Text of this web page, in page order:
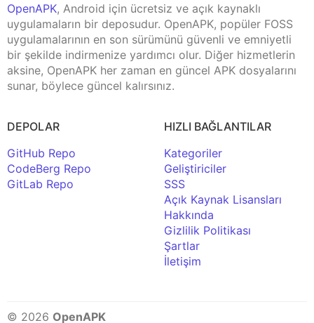
OpenAPK, Android için ücretsiz ve açık kaynaklı
uygulamaların bir deposudur. OpenAPK, popüler FOSS
uygulamalarının en son sürümünü güvenli ve emniyetli
bir şekilde indirmenize yardımcı olur. Diğer hizmetlerin
aksine, OpenAPK her zaman en güncel APK dosyalarını
sunar, böylece güncel kalırsınız.
DEPOLAR
GitHub Repo
CodeBerg Repo
GitLab Repo
HIZLI BAĞLANTILAR
Kategoriler
Geliştiriciler
SSS
Açık Kaynak Lisansları
Hakkında
Gizlilik Politikası
Şartlar
İletişim
© 2026 OpenAPK